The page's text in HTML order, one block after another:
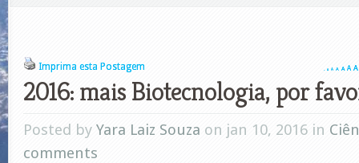
Imprima esta Postagem A A A A A A A
2016: mais Biotecnologia, por
Posted by Yara Laiz Souza on jan 10, 2016 in
comments